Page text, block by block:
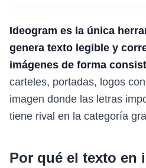
Ideogram es la única
genera texto legible y
imágenes de forma
carteles, portadas, logos
imagen donde las letras
tiene rival en la categoría
Por qué el texto en